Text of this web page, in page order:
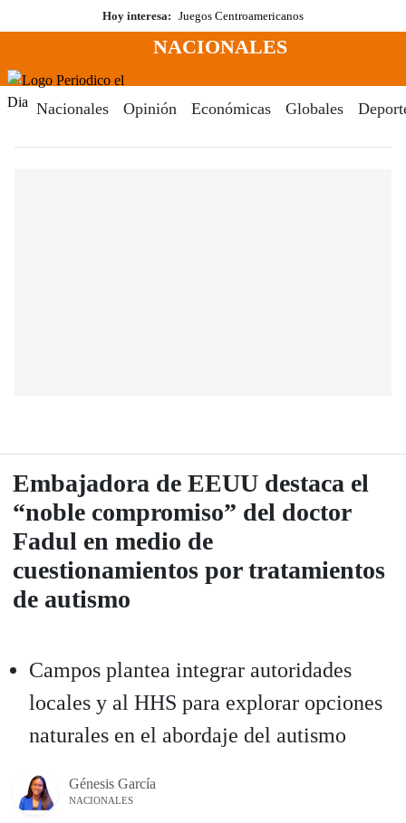
al
Hoy interesa: Juegos Centroamericanos
Menú
NACIONALES
Nacionales Opinión Económicas Globales
Embajadora de EEUU destaca el
“noble compromiso” del doctor
Fadul en medio de
cuestionamientos por tratamientos
de autismo
Campos plantea integrar autoridades
locales y al HHS para explorar opciones
naturales en el abordaje del autismo
Génesis García
NACIONALES